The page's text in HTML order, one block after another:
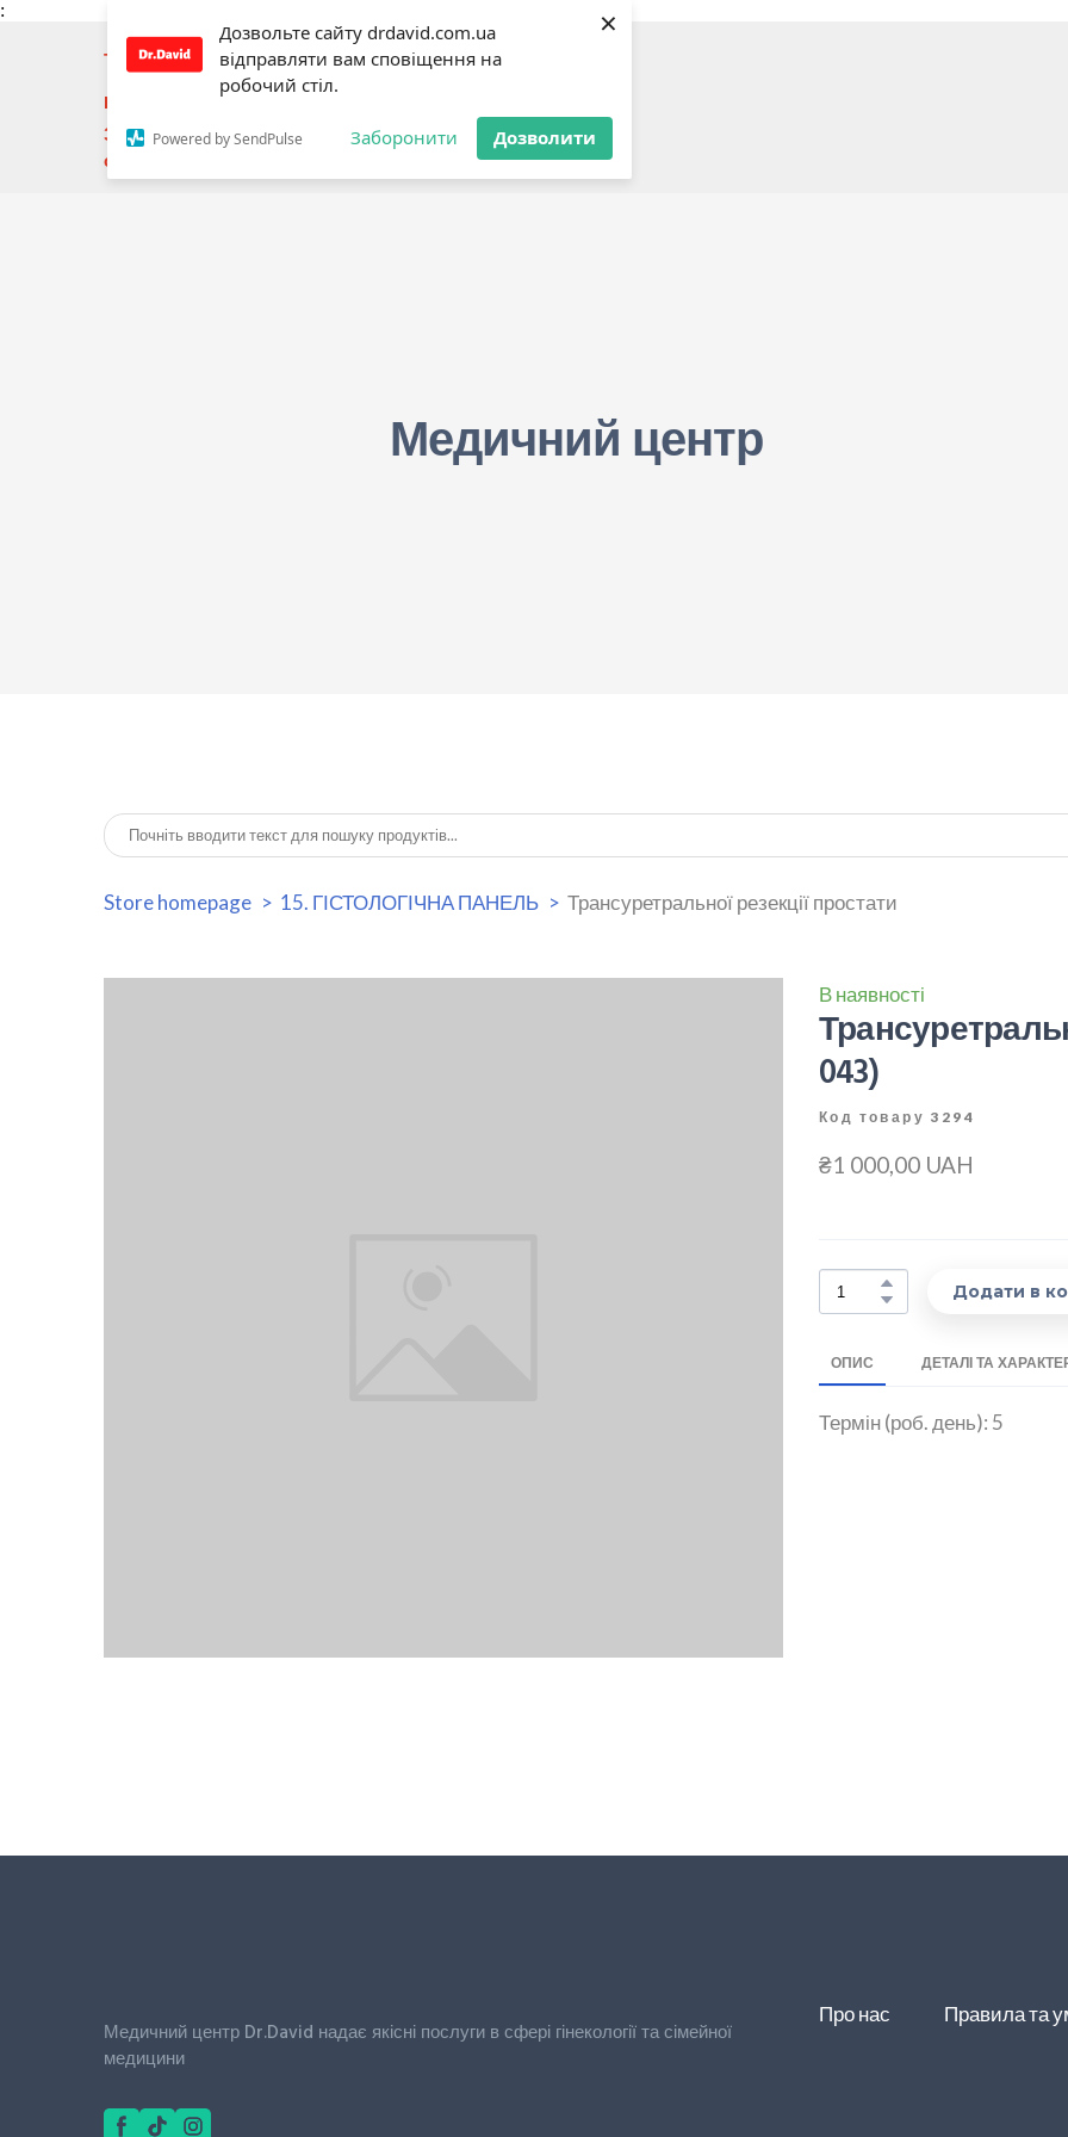
Дозвольте сайту drdavid.com.ua
відправляти вам сповіщення на
робочий стіл.
Powered by SendPulse Заборонити Дозволити
×
:
Телефон: +3 80673443039 Подзвонити
Email:
moc.liamg%40aiiledagdivad.rd
Здійснює діяльність на підставі рішення Міністерства
охорони здоров'я України №138 від 21.01.2022 року
Медичний центр
Store homepage 15. ГІСТОЛОГІЧНА ПАНЕЛЬ Трансуретральної резекції простати
В наявності
043)
Код товару 3294
₴1 000,00 UAH
Додати в
ОПИС ДЕТАЛІ ТА
Термін (роб. день): 5
Медичний центр Dr.David надає якісні послуги в сфері гінекології та сімейної
медицини
Про нас Правила та